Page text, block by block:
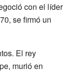
con el líder
se firmó un
El rey
murió en